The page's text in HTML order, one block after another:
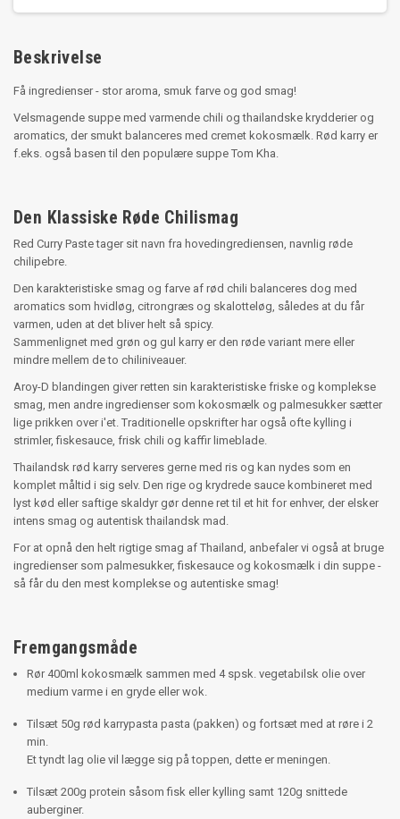
Beskrivelse
Få ingredienser - stor aroma, smuk farve og god smag!
Velsmagende suppe med varmende chili og thailandske krydderier og
aromatics, der smukt balanceres med cremet kokosmælk. Rød karry er
f.eks. også basen til den populære suppe Tom Kha.
Den Klassiske Røde Chilismag
Red Curry Paste tager sit navn fra hovedingrediensen, navnlig røde
chilipebre.
Den karakteristiske smag og farve af rød chili balanceres dog med
aromatics som hvidløg, citrongræs og skalotteløg, således at du får
varmen, uden at det bliver helt så spicy.
Sammenlignet med grøn og gul karry er den røde variant mere eller
mindre mellem de to chiliniveauer.
Aroy-D blandingen giver retten sin karakteristiske friske og komplekse
smag, men andre ingredienser som kokosmælk og palmesukker sætter
lige prikken over i'et. Traditionelle opskrifter har også ofte kylling i
strimler, fiskesauce, frisk chili og kaffir limeblade.
Thailandsk rød karry serveres gerne med ris og kan nydes som en
komplet måltid i sig selv. Den rige og krydrede sauce kombineret med
lyst kød eller saftige skaldyr gør denne ret til et hit for enhver, der elsker
intens smag og autentisk thailandsk mad.
For at opnå den helt rigtige smag af Thailand, anbefaler vi også at bruge
ingredienser som palmesukker, fiskesauce og kokosmælk i din suppe -
så får du den mest komplekse og autentiske smag!
Fremgangsmåde
Rør 400ml kokosmælk sammen med 4 spsk. vegetabilsk olie over
medium varme i en gryde eller wok.
Tilsæt 50g rød karrypasta pasta (pakken) og fortsæt med at røre i 2
min.
Et tyndt lag olie vil lægge sig på toppen, dette er meningen.
Tilsæt 200g protein såsom fisk eller kylling samt 120g snittede
auberginer.